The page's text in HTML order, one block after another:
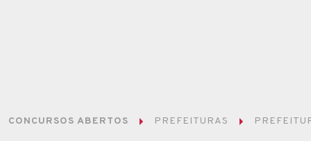
CONCURSOS ABERTOS PREFEITURAS